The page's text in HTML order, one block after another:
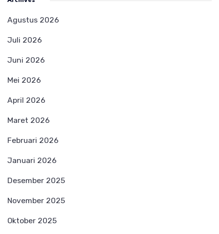
Agustus 2026
Juli 2026
Juni 2026
Mei 2026
April 2026
Maret 2026
Februari 2026
Januari 2026
Desember 2025
November 2025
Oktober 2025